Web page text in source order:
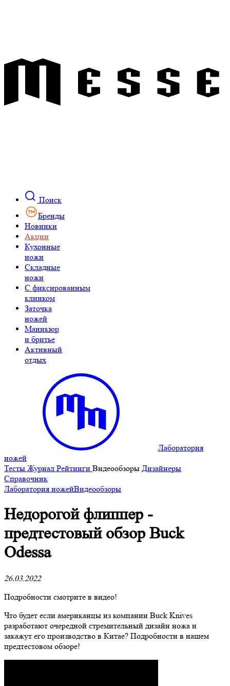
Поиск
Бренды
Новинки
Акции
Кухонные
ножи
Складные
ножи
C фиксированным
клинком
Заточка
ножей
Маникюр
и бритье
Активный
отдых
Лаборатория
ножей
Тесты Журнал Рейтинги Видеообзоры Дизайнеры
Справочник
Лаборатория ножейВидеообзоры
Недорогой флиппер -
предтестовый обзор Buck
Odessa
26.03.2022
Подробности смотрите в видео!
Что будет если американцы из компании Buck Knives
разработают очередной стремительный дизайн ножа и
закажут его производство в Китае? Подробности в нашем
предтестовом обзоре!